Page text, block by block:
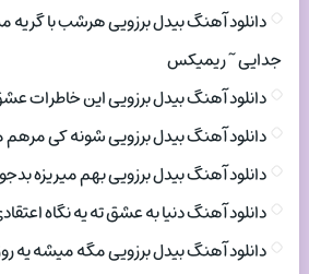
دانلود آهنگ بیدل برزویی هرشب با گریه
جدایی ~ ریمیکس
دانلود آهنگ بیدل برزویی این خاطرات
دانلود آهنگ بیدل برزویی شونه کی
دانلود آهنگ بیدل برزویی بهم میریزه
دانلود آهنگ دنیا به عشق ته یه نگاه
دانلود آهنگ بیدل برزویی مگه میشه یه